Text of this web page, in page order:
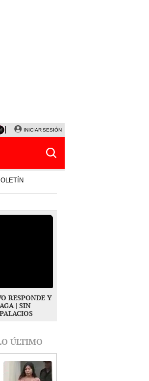
NALDY SALDAÑA
INICIAR SESIÓN
RESPONDE Y
| SIN
ÚLTIMO